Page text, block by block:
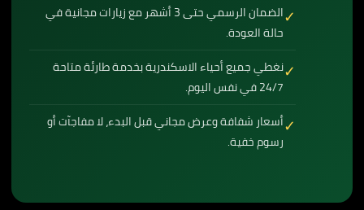
✓
الضمان الرسمي حتى 3 أشهر مع زيارات مجانية في
حالة العودة.
✓نغطي جميع أحياء الاسكندرية بخدمة طارئة متاحة
24/7 في نفس اليوم.
✓أسعار شفافة وعرض مجاني قبل البدء، لا مفاجآت أو
رسوم خفية.